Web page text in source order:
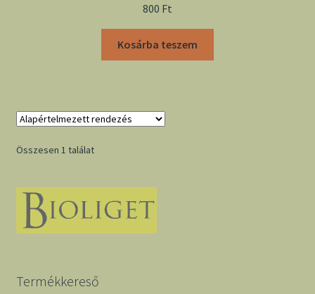
800 Ft
Kosárba teszem
Összesen 1 találat
Termékkereső